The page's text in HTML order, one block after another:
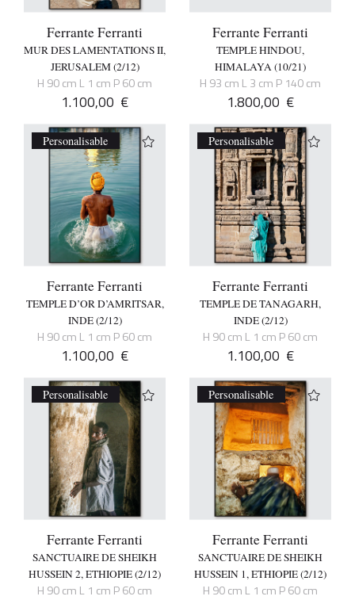
Ferrante Ferranti
MUR DES LAMENTATIONS II,
JERUSALEM (2/12)
H 90 cm L 1 cm P 60 cm
1.100,00 €
Ferrante Ferranti
TEMPLE HINDOU,
HIMALAYA (10/21)
H 93 cm L 3 cm P 140 cm
1.800,00 €
Personalisable
Ferrante Ferranti
TEMPLE D’OR D’AMRITSAR,
INDE (2/12)
H 90 cm L 1 cm P 60 cm
1.100,00 €
Personalisable
Ferrante Ferranti
TEMPLE DE TANAGARH,
INDE (2/12)
H 90 cm L 1 cm P 60 cm
1.100,00 €
Personalisable
Ferrante Ferranti
SANCTUAIRE DE SHEIKH
HUSSEIN 2, ETHIOPIE (2/12)
H 90 cm L 1 cm P 60 cm
Personalisable
Ferrante Ferranti
SANCTUAIRE DE SHEIKH
HUSSEIN 1, ETHIOPIE (2/12)
H 90 cm L 1 cm P 60 cm